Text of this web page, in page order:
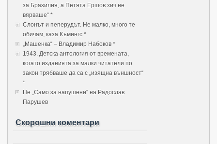
за Бразилия, а Петята Ершов хич не
вярваше“ *
Слонът и пеперудът. Не малко, много те
обичам, каза Къмингс *
„Машенка“ – Владимир Набоков *
1943. Детска антология от времената,
когато изданията за малки читатели по
закон трябваше да са с „изящна външност“
*
Не „Само за напушени“ на Радослав
Парушев
Скорошни коментари